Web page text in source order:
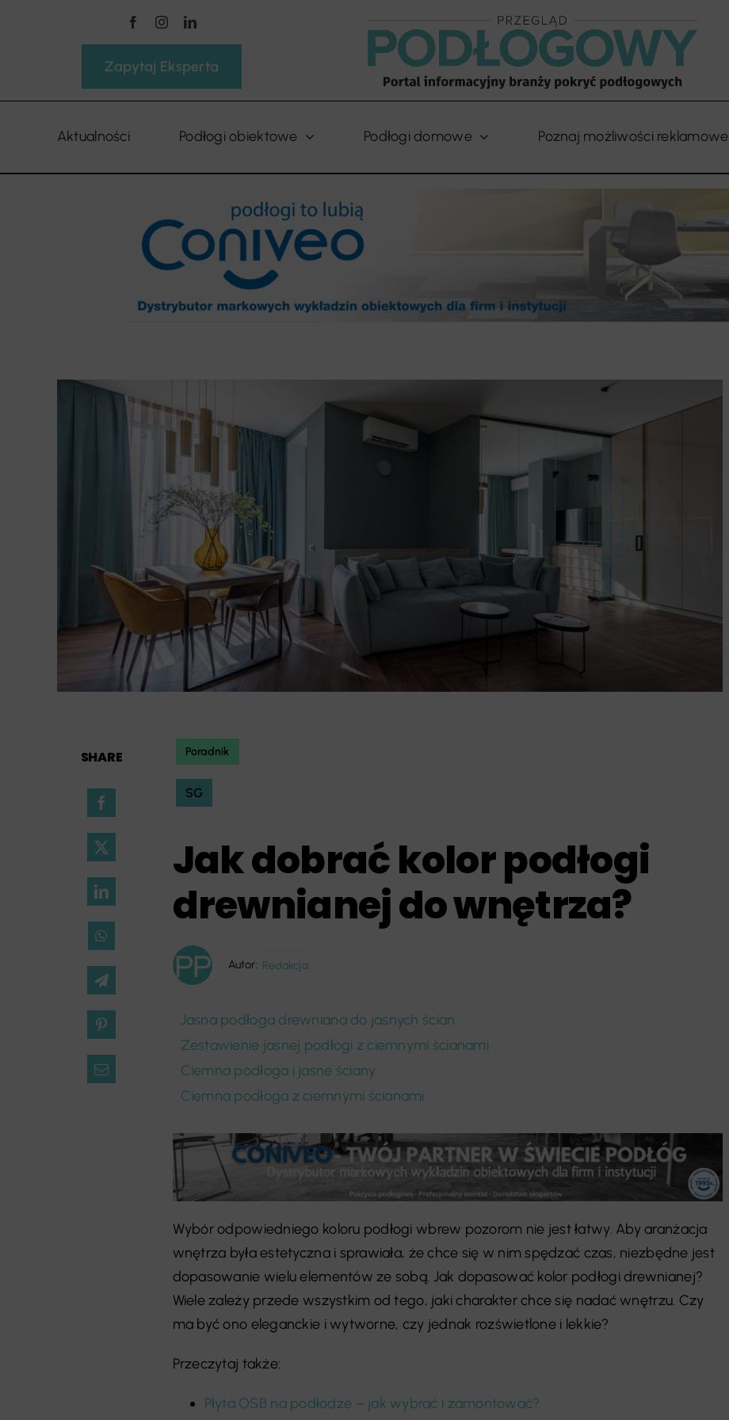
Zapytaj Eksperta
Aktualności Podłogi obiektowe Podłogi domowe Poznaj możliwości reklamowe
SHARE Poradnik
SG
Jak dobrać kolor podłogi
drewnianej do wnętrza?
Autor: Redakcja
Jasna podłoga drewniana do jasnych ścian
Zestawienie jasnej podłogi z ciemnymi ścianami
Ciemna podłoga i jasne ściany
Ciemna podłoga z ciemnymi ścianami
Wybór odpowiedniego koloru podłogi wbrew pozorom nie jest łatwy. Aby aranżacja
wnętrza była estetyczna i sprawiała, że chce się w nim spędzać czas, niezbędne jest
dopasowanie wielu elementów ze sobą. Jak dopasować kolor podłogi drewnianej?
Wiele zależy przede wszystkim od tego, jaki charakter chce się nadać wnętrzu. Czy
ma być ono eleganckie i wytworne, czy jednak rozświetlone i lekkie?
Przeczytaj także:
Płyta OSB na podłodze – jak wybrać i zamontować?